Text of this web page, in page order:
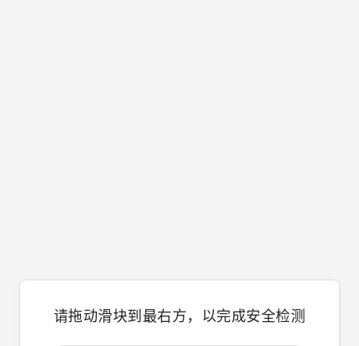
请拖动滑块到最右方，以完成安全检测